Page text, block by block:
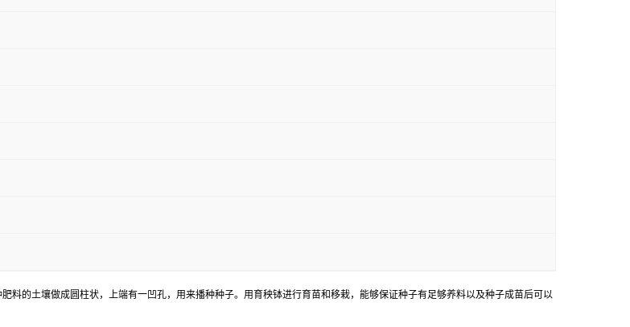
料的土壤做成圆柱状，上端有一凹孔，用来播种种子。用育秧钵进行育苗和移栽，能够保证种子有足够养料以及种子成苗后可以